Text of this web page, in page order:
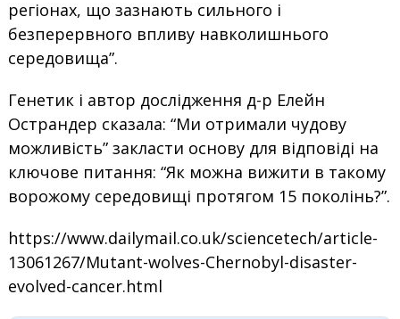
регіонах, що зазнають сильного і
безперервного впливу навколишнього
середовища”.
Генетик і автор дослідження д-р Елейн
Острандер сказала: “Ми отримали чудову
можливість” закласти основу для відповіді на
ключове питання: “Як можна вижити в такому
ворожому середовищі протягом 15 поколінь?”.
https://www.dailymail.co.uk/sciencetech/article-
13061267/Mutant-wolves-Chernobyl-disaster-
evolved-cancer.html